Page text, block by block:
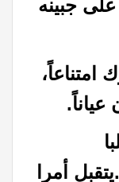
جبينه
امتناعاً،
أمرا